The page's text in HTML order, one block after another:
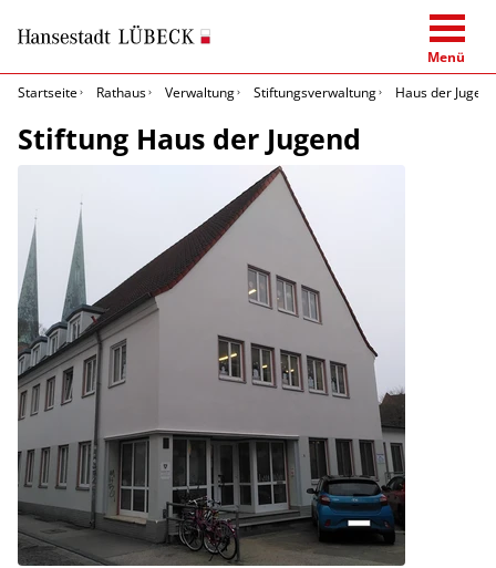
Menü
Startseite
Rathaus Verwaltung Stiftungsverwaltung Haus der Jugend
Stiftung Haus der Jugend